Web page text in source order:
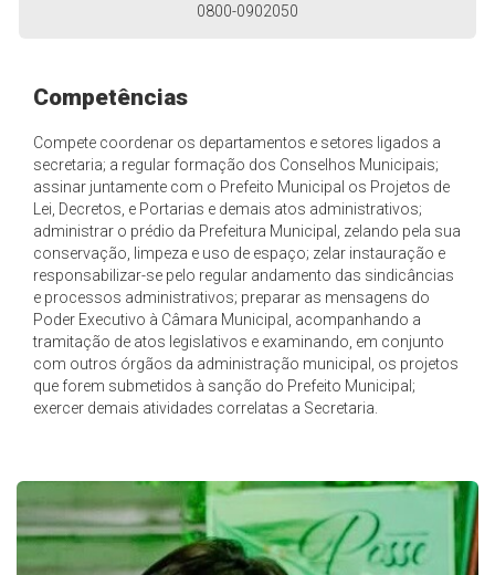
0800-0902050
Competências
Compete coordenar os departamentos e setores ligados a
secretaria; a regular formação dos Conselhos Municipais;
assinar juntamente com o Prefeito Municipal os Projetos de
Lei, Decretos, e Portarias e demais atos administrativos;
administrar o prédio da Prefeitura Municipal, zelando pela sua
conservação, limpeza e uso de espaço; zelar instauração e
responsabilizar-se pelo regular andamento das sindicâncias
e processos administrativos; preparar as mensagens do
Poder Executivo à Câmara Municipal, acompanhando a
tramitação de atos legislativos e examinando, em conjunto
com outros órgãos da administração municipal, os projetos
que forem submetidos à sanção do Prefeito Municipal;
exercer demais atividades correlatas a Secretaria.